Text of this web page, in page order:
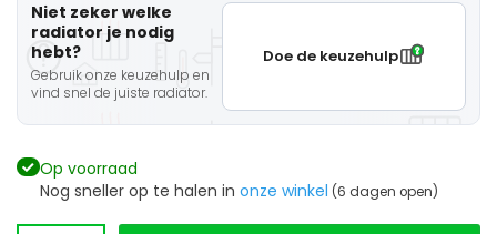
Niet zeker welke
radiator je nodig
hebt?
Gebruik onze keuzehulp en
vind snel de juiste radiator.
Doe de keuzehulp
Op voorraad
Nog sneller op te halen in onze winkel (6 dagen open)